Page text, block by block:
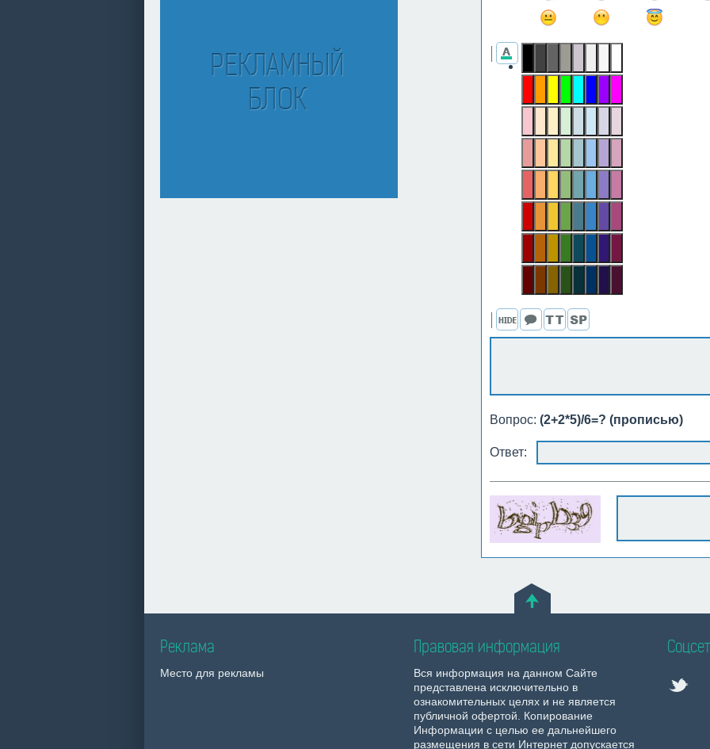
Вопрос: (2+2*5)/6=? (прописью)
Ответ:
Реклама
Место для рекламы
Правовая информация
Вся информация на данном Сайте
представлена исключительно в
ознакомительных целях и не является
публичной офертой. Копирование
Информации с целью ее дальнейшего
размещения в сети Интернет допускается